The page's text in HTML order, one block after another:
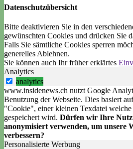
Datenschutzübersicht
Bitte deaktivieren Sie in den
gewünschten Cookies und drücken Sie
Falls Sie sämtliche Cookies sperren
generelles Ablehnen.
Sie können auch Ihr früher erklärtes
Analytics
analytics
www.insidenews.ch nutzt Google
Benutzung der Webseite. Dies basiert
"Cookie", einer kleinen Texdatei
gespeichert wird. Dürfen wir Ihre
anonymisiert verwenden, um unsere
verbessern?
Personalisierte Werbung